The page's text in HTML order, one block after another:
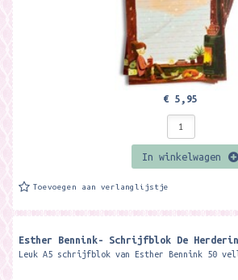
€ 5,95
In winkelwagen
Toevoegen aan verlanglijstje
Esther Bennink- Schrijfblok De Herderin
Leuk A5 schrijfblok van Esther Bennink 50